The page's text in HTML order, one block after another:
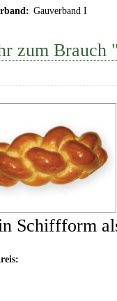
Gauverband I
zum Brauch
Schiffform